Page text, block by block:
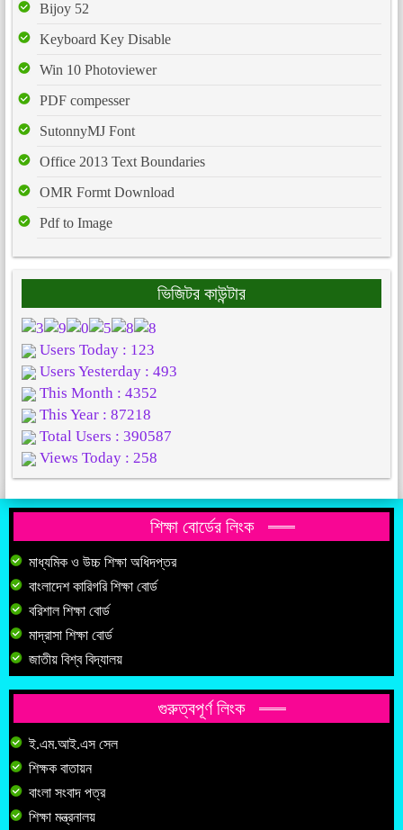
Bijoy 52
Keyboard Key Disable
Win 10 Photoviewer
PDF compesser
SutonnyMJ Font
Office 2013 Text Boundaries
OMR Formt Download
Pdf to Image
ভিজিটর কাউন্টার
Users Today : 123
Users Yesterday : 493
This Month : 4352
This Year : 87218
Total Users : 390587
Views Today : 258
শিক্ষা বোর্ডের লিংক
মাধ্যমিক ও উচ্চ শিক্ষা অধিদপ্তর
বাংলাদেশ কারিগরি শিক্ষা বোর্ড
বরিশাল শিক্ষা বোর্ড
মাদ্রাসা শিক্ষা বোর্ড
জাতীয় বিশ্ব বিদ্যালয়
গুরুত্বপূর্ণ লিংক
ই.এম.আই.এস সেল
শিক্ষক বাতায়ন
বাংলা সংবাদ পত্র
শিক্ষা মন্ত্রনালয়